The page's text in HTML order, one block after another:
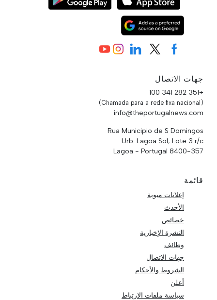
جهات الاتصال
+351 282 341 100
(Chamada para a rede fixa nacional)
info@theportugalnews.com
Rua Municipio de S Domingos
Urb. Lagoa Sol, Lote 3 r/c
8400-357 Lagoa - Portugal
قائمة
إعلانات مبوبة
الأحدث
خصائص
النشرة الإخبارية
وظائف
جهات الاتصال
الشروط والأحكام
أعلن
سياسة ملفات الارتباط